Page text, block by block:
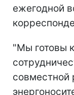
ежегодной
"Мы готовы
совместной